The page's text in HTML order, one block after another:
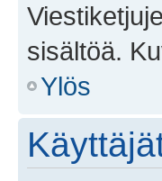
sisältöä.
Ylös